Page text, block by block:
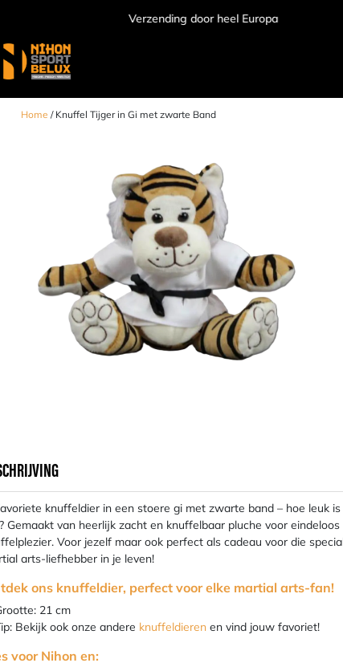
door heel Europa
Home / Knuffel Tijger in Gi met zwarte Band
knuffeldier in een stoere gi met zwarte band – hoe leuk is
Gemaakt van heerlijk zacht en knuffelbaar pluche voor eindeloos
Voor jezelf maar ook perfect als cadeau voor die
arts-liefhebber in je leven!
ons knuffeldier, perfect voor elke martial arts-fan!
21 cm
Bekijk ook onze andere knuffeldieren en vind jouw favoriet!
voor Nihon en: